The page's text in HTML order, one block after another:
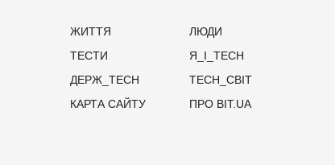
ЖИТТЯ
ЛЮДИ
ТЕСТИ
Я_І_TECH
ДЕРЖ_TECH
TECH_СВІТ
КАРТА САЙТУ
ПРО BIT.UA